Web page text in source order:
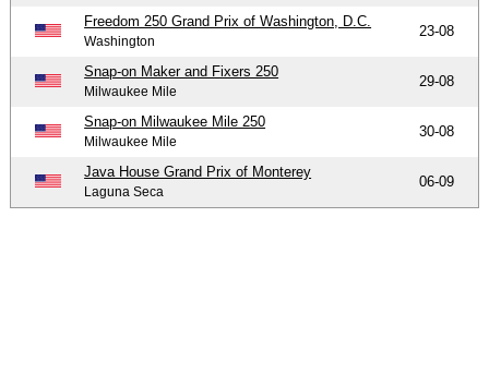
Freedom 250 Grand Prix of Washington, D.C.
Washington
23-08
Snap-on Maker and Fixers 250
Milwaukee Mile
29-08
Snap-on Milwaukee Mile 250
Milwaukee Mile
30-08
Java House Grand Prix of Monterey
Laguna Seca
06-09